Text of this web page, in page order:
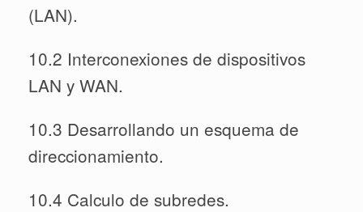
(LAN).
10.2 Interconexiones de dispositivos
LAN y WAN.
10.3 Desarrollando un esquema de
direccionamiento.
10.4 Calculo de subredes.